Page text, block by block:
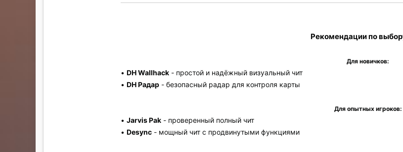
Рекомендации по
Для новичков:
• DH Wallhack - простой и надёжный визуальный чит
• DH Радар - безопасный радар для контроля карты
Для опытных игроков:
• Jarvis Pak - проверенный полный чит
• Desync - мощный чит с продвинутыми функциями